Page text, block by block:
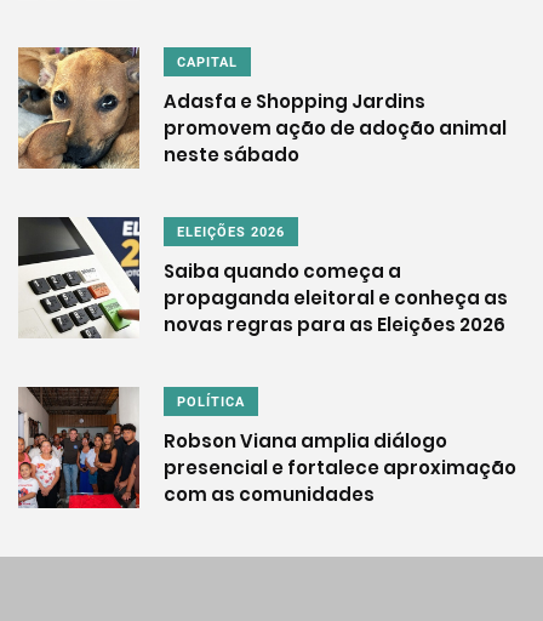
CAPITAL
Adasfa e Shopping Jardins
promovem ação de adoção animal
neste sábado
ELEIÇÕES 2026
Saiba quando começa a
propaganda eleitoral e conheça as
novas regras para as Eleições 2026
POLÍTICA
Robson Viana amplia diálogo
presencial e fortalece aproximação
com as comunidades